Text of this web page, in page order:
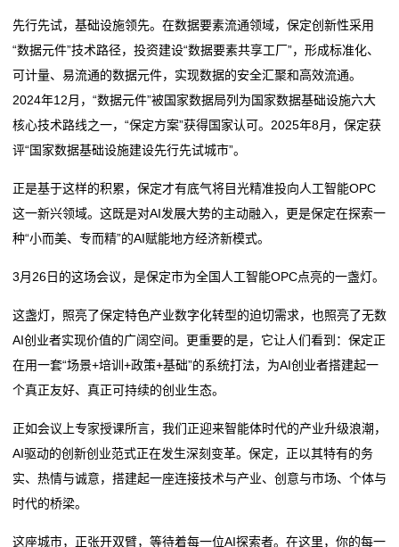
先行先试，基础设施领先。在数据要素流通领域，保定创新性采用
“数据元件”技术路径，投资建设“数据要素共享工厂”，形成标准化、
可计量、易流通的数据元件，实现数据的安全汇聚和高效流通。
2024年12月，“数据元件”被国家数据局列为国家数据基础设施六大
核心技术路线之一，“保定方案”获得国家认可。2025年8月，保定获
评“国家数据基础设施建设先行先试城市”。
正是基于这样的积累，保定才有底气将目光精准投向人工智能OPC
这一新兴领域。这既是对AI发展大势的主动融入，更是保定在探索一
种“小而美、专而精”的AI赋能地方经济新模式。
3月26日的这场会议，是保定市为全国人工智能OPC点亮的一盏灯。
这盏灯，照亮了保定特色产业数字化转型的迫切需求，也照亮了无数
AI创业者实现价值的广阔空间。更重要的是，它让人们看到：保定正
在用一套“场景+培训+政策+基础”的系统打法，为AI创业者搭建起一
个真正友好、真正可持续的创业生态。
正如会议上专家授课所言，我们正迎来智能体时代的产业升级浪潮，
AI驱动的创新创业范式正在发生深刻变革。保定，正以其特有的务
实、热情与诚意，搭建起一座连接技术与产业、创意与市场、个体与
时代的桥梁。
这座城市，正张开双臂，等待着每一位AI探索者。在这里，你的每一